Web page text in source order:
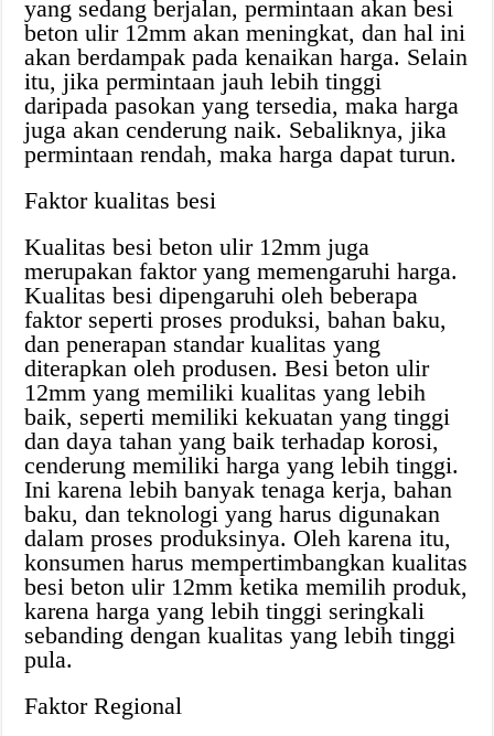
yang sedang berjalan, permintaan akan besi
beton ulir 12mm akan meningkat, dan hal ini
akan berdampak pada kenaikan harga. Selain
itu, jika permintaan jauh lebih tinggi
daripada pasokan yang tersedia, maka harga
juga akan cenderung naik. Sebaliknya, jika
permintaan rendah, maka harga dapat turun.
Faktor kualitas besi
Kualitas besi beton ulir 12mm juga
merupakan faktor yang memengaruhi harga.
Kualitas besi dipengaruhi oleh beberapa
faktor seperti proses produksi, bahan baku,
dan penerapan standar kualitas yang
diterapkan oleh produsen. Besi beton ulir
12mm yang memiliki kualitas yang lebih
baik, seperti memiliki kekuatan yang tinggi
dan daya tahan yang baik terhadap korosi,
cenderung memiliki harga yang lebih tinggi.
Ini karena lebih banyak tenaga kerja, bahan
baku, dan teknologi yang harus digunakan
dalam proses produksinya. Oleh karena itu,
konsumen harus mempertimbangkan kualitas
besi beton ulir 12mm ketika memilih produk,
karena harga yang lebih tinggi seringkali
sebanding dengan kualitas yang lebih tinggi
pula.
Faktor Regional